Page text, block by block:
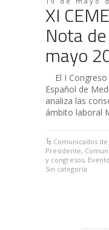
XI
Nota
mayo
El I Congreso
Español de
analiza las
ámbito laboral
Comunicados de
Presidente,
y congresos,
Sin categoría